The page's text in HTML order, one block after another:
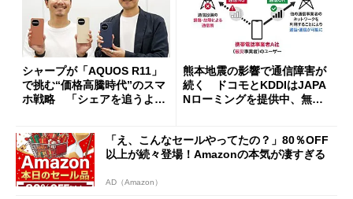
シャープが「AQUOS R11」
で挑む“価格高騰時代”のスマ
ホ戦略 「シェアを追うより
熊本地震の影響で通信障害が
続く ドコモとKDDIはJAPA
Nローミングを提供中、無料
「え、こんなセールやってたの？」80％OFF
以上が続々登場！Amazonの本気が凄すぎる
AD（Amazon）